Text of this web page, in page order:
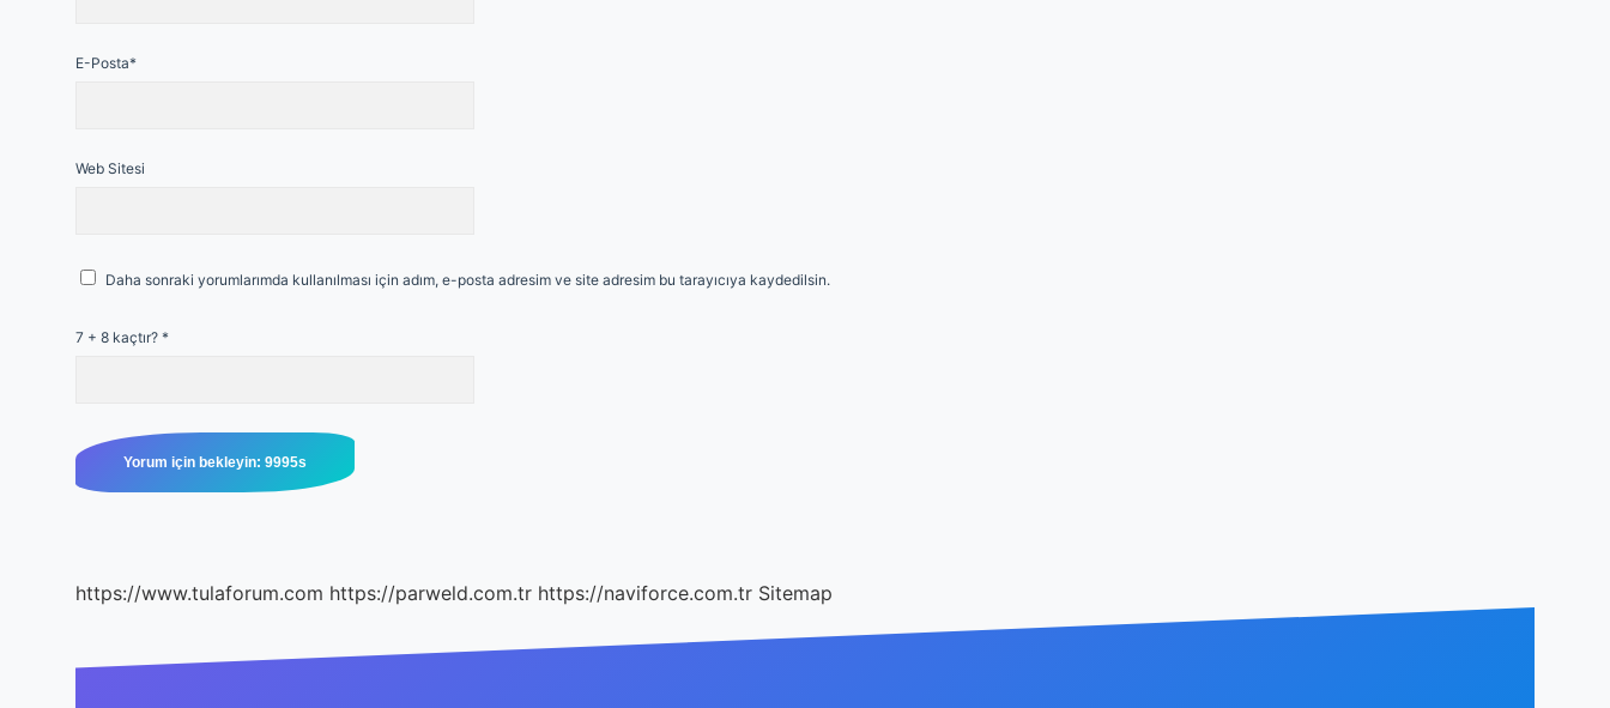
E-Posta*
Web Sitesi
Daha sonraki yorumlarımda kullanılması için adım, e-posta adresim ve site adresim bu tarayıcıya kaydedilsin.
7 + 8 kaçtır? *
https://www.tulaforum.com https://parweld.com.tr https://naviforce.com.tr Sitemap